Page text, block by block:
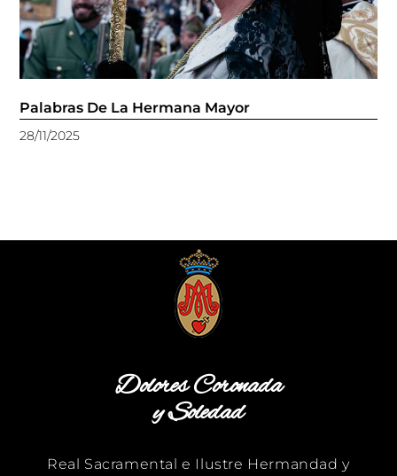
Palabras De La Hermana Mayor
28/11/2025
Dolores Coronada
y Soledad
Real Sacramental e Ilustre Hermandad y